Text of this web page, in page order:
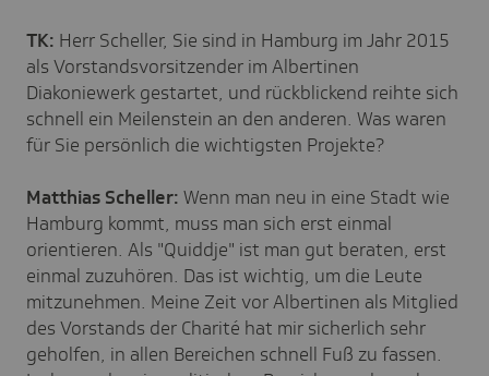
TK: Herr Scheller, Sie sind in Hamburg im Jahr 2015
als Vorstandsvorsitzender im Albertinen
Diakoniewerk gestartet, und rückblickend reihte sich
schnell ein Meilenstein an den anderen. Was waren
für Sie persönlich die wichtigsten Projekte?
Matthias Scheller: Wenn man neu in eine Stadt wie
Hamburg kommt, muss man sich erst einmal
orientieren. Als "Quiddje" ist man gut beraten, erst
einmal zuzuhören. Das ist wichtig, um die Leute
mitzunehmen. Meine Zeit vor Albertinen als Mitglied
des Vorstands der Charité hat mir sicherlich sehr
geholfen, in allen Bereichen schnell Fuß zu fassen.